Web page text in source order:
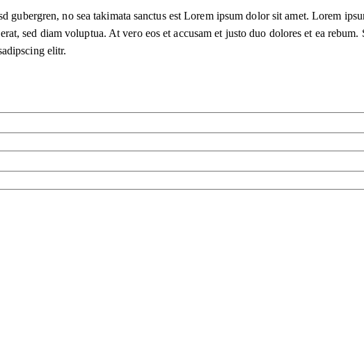
gubergren, no sea takimata sanctus est Lorem ipsum dolor sit amet. Lorem
sed diam voluptua. At vero eos et accusam et justo duo dolores et ea rebum.
elitr.